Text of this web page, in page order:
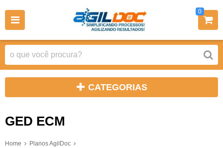
0
CATEGORIAS
GED ECM
Home
Planos AgilDoc